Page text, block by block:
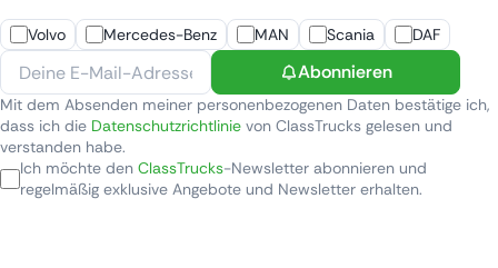
Volvo Mercedes-Benz MAN Scania DAF
Abonnieren
Mit dem Absenden meiner personenbezogenen Daten bestätige ich,
dass ich die Datenschutzrichtlinie von ClassTrucks gelesen und
verstanden habe.
Ich möchte den ClassTrucks-Newsletter abonnieren und
regelmäßig exklusive Angebote und Newsletter erhalten.